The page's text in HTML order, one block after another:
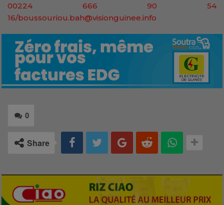
00224 666 90 54
16/boussouriou.bah@visionguinee.info
0
Share